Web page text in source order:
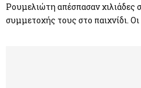
Ρουμελιώτη απέσπασαν χιλιάδες
συμμετοχής τους στο παιχνίδι.